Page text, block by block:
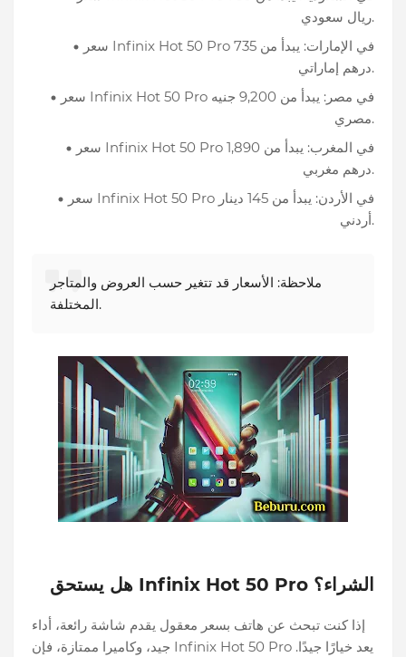
ريال سعودي.
سعر Infinix Hot 50 Pro في الإمارات: يبدأ من 735
درهم إماراتي.
سعر Infinix Hot 50 Pro في مصر: يبدأ من 9,200 جنيه
مصري.
سعر Infinix Hot 50 Pro في المغرب: يبدأ من 1,890
درهم مغربي.
سعر Infinix Hot 50 Pro في الأردن: يبدأ من 145 دينار
أردني.
ملاحظة: الأسعار قد تتغير حسب العروض والمتاجر
المختلفة.
هل يستحق Infinix Hot 50 Pro الشراء؟
إذا كنت تبحث عن هاتف بسعر معقول يقدم شاشة رائعة، أداء
جيد، وكاميرا ممتازة، فإن Infinix Hot 50 Pro يعد خيارًا جيدًا.